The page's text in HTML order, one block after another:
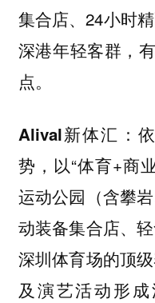
集合店、24小时
深港年轻客群，
点。
Alival新体汇：
势，以“体育+商
运动公园（含攀
动装备集合店、
深圳体育场的顶
及演艺活动形